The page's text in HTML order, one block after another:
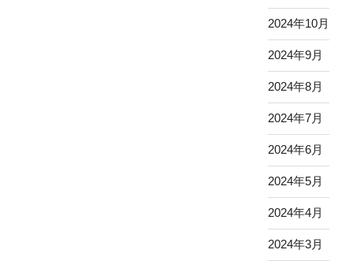
2024年10月
2024年9月
2024年8月
2024年7月
2024年6月
2024年5月
2024年4月
2024年3月